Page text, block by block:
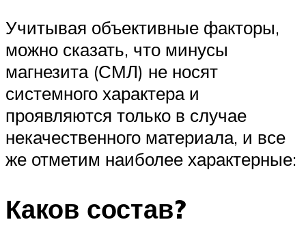
Учитывая объективные факторы,
можно сказать, что минусы
магнезита (СМЛ) не носят
системного характера и
проявляются только в случае
некачественного материала, и все
же отметим наиболее характерные:
Каков состав?